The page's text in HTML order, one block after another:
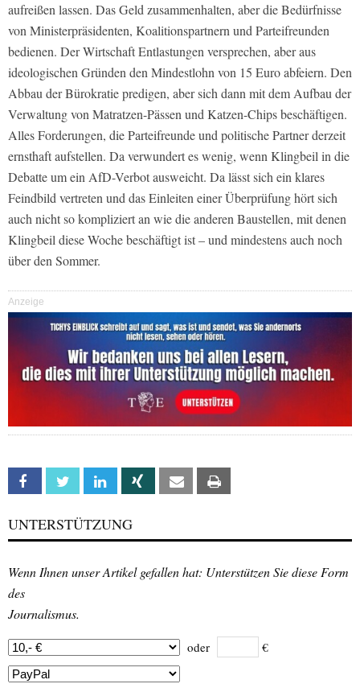
aufreißen lassen. Das Geld zusammenhalten, aber die Bedürfnisse
von Ministerpräsidenten, Koalitionspartnern und Parteifreunden
bedienen. Der Wirtschaft Entlastungen versprechen, aber aus
ideologischen Gründen den Mindestlohn von 15 Euro abfeiern. Den
Abbau der Bürokratie predigen, aber sich dann mit dem Aufbau der
Verwaltung von Matratzen-Pässen und Katzen-Chips beschäftigen.
Alles Forderungen, die Parteifreunde und politische Partner derzeit
ernsthaft aufstellen. Da verwundert es wenig, wenn Klingbeil in die
Debatte um ein AfD-Verbot ausweicht. Da lässt sich ein klares
Feindbild vertreten und das Einleiten einer Überprüfung hört sich
auch nicht so kompliziert an wie die anderen Baustellen, mit denen
Klingbeil diese Woche beschäftigt ist – und mindestens auch noch
über den Sommer.
Anzeige
Facebook Twitter Linkedin Xing Email
UNTERSTÜTZUNG
Wenn Ihnen unser Artikel gefallen hat: Unterstützen Sie diese Form
des
Journalismus.
oder €